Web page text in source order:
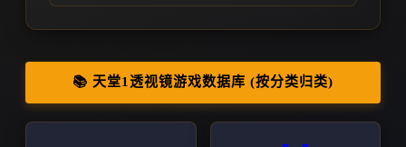
📚 天堂1透视镜游戏数据库 (按分类归类)